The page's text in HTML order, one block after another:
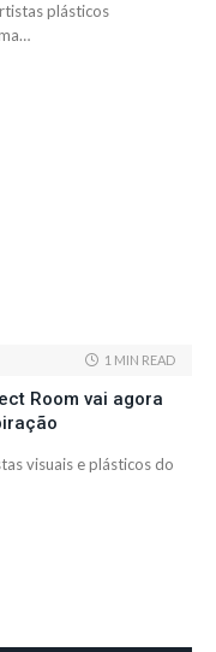
plásticos
1 MIN READ
Room vai agora
visuais e plásticos do